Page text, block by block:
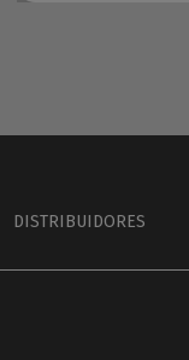
DISTRIBUIDORES